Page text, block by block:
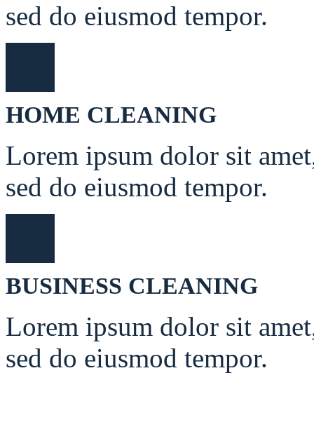
sed do eiusmod tempor.
HOME CLEANING
Lorem ipsum dolor sit
sed do eiusmod tempor.
BUSINESS CLEANING
Lorem ipsum dolor sit
sed do eiusmod tempor.